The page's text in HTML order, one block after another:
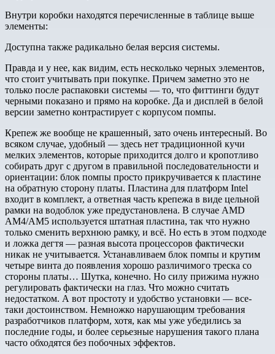
Внутри коробки находятся перечисленные в таблице выше
элементы:
Доступна также радикально белая версия системы.
Правда и у нее, как видим, есть несколько черных элементов,
что стоит учитывать при покупке. Причем заметно это не
только после распаковки системы — то, что фиттинги будут
черными показано и прямо на коробке. Да и дисплей в белой
версии заметно контрастирует с корпусом помпы.
Крепеж же вообще не крашенный, зато очень интересный. Во
всяком случае, удобный — здесь нет традиционной кучи
мелких элементов, которые приходится долго и кропотливо
собирать друг с другом в правильной последовательности и
ориентации: блок помпы просто прикручивается к пластине
на обратную сторону платы. Пластина для платформ Intel
входит в комплект, а ответная часть крепежа в виде цельной
рамки на водоблок уже предустановлена. В случае AMD
AM4/AM5 используется штатная пластина, так что нужно
только сменить верхнюю рамку, и всё. Но есть в этом подходе
и ложка дегтя — разная высота процессоров фактически
никак не учитывается. Устанавливаем блок помпы и крутим
четыре винта до появления хорошо различимого треска со
стороны платы… Шутка, конечно. Но силу прижима нужно
регулировать фактически на глаз. Что можно считать
недостатком. А вот простоту и удобство установки — все-
таки достоинством. Немножко нарушающим требования
разработчиков платформ, хотя, как мы уже убедились за
последние годы, и более серьезные нарушения такого плана
часто обходятся без побочных эффектов.